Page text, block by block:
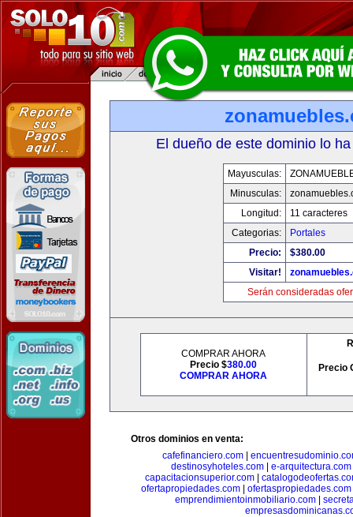
El dueño de este dominio lo
Mayusculas:
Minusculas:
Longitud:
11 caracteres
Categorias:
Portales
Precio:
$380.00
Visitar!
Serán consideradas
COMPRAR AHORA
Precio $380.00
COMPRAR AHORA
Precio
Otros dominios en venta:
cafefinanciero.com
destinosyhoteles.com
e-arquitectura.com
capacitacionsuperior.com
ofertapropiedades.com
ofertaspropiedades.com
emprendimientoinmobiliario.com|